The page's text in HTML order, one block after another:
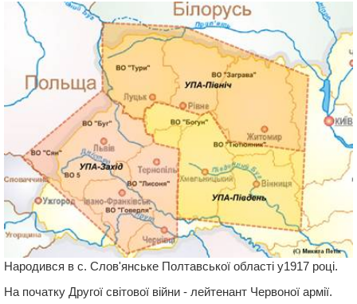
Народився в с. Слов'янське Полтавської області у1917 році.
На початку Другої світової війни - лейтенант Червоної армії.